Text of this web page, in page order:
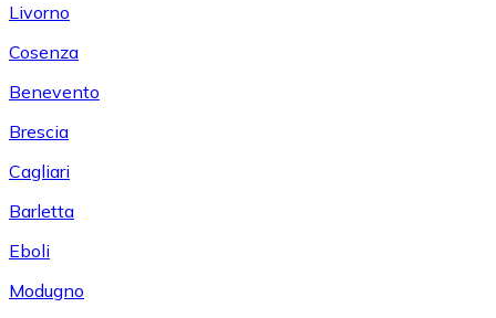
Livorno
Cosenza
Benevento
Brescia
Cagliari
Barletta
Eboli
Modugno